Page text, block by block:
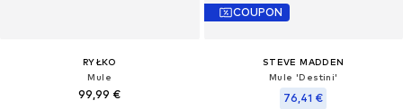
RYŁKO
Mule
99,99 €
COUPON
STEVE MADDEN
Mule 'Destini'
76,41 €